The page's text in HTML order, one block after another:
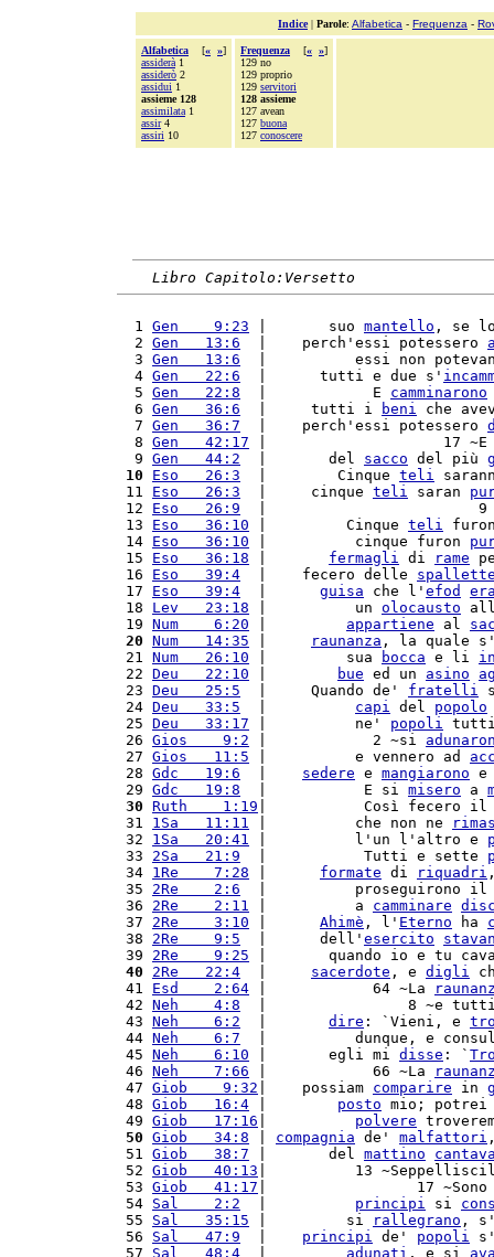
Indice| Parole: Alfabetica - Frequenza -
Alfabetica [« »]
assiderà 1
assiderò 2
assidui 1
assieme 128
assimilata 1
assir4
assiri 10
Frequenza [« »]
129 no
129 proprio
129 servitori
128 assieme
127 avean
127 buona
127 conoscere
Libro Capitolo:Versetto
  1
Gen    9:23 |       suo mantello , se
  2
Gen   13:6
  |    perch'essi potessero
  3
Gen   13:6
|          essi non
  4
Gen   22:6
  |      tutti e due s'
  5
Gen   22:8
  |            E
camminarono
  6
Gen   36:6
  |     tutti i
beni che
  7
Gen   36:7
  |    perch'essi potessero
  8
Gen   42:17 |                    17
  9
Gen   44:2
  |       del
sacco del più
10
Eso   26:3
  |        Cinque
teli
11 Eso   26:3
  |     cinque
teli saran
12 Eso   26:9
|                        9
13 Eso   36:10 |         Cinque teli
14 Eso   36:10 |          cinque furon
15 Eso   36:18 fermagli di rame
16 Eso   39:4
  |    fecero delle
17 Eso   39:4 guisa che l' efod
18 Lev   23:18 |          un olocausto
19 Num    6:20 appartiene al
20 Num   14:35 raunanza , la quale
21 Num   26:10 |         sua bocca e li
22 Deu   22:10 bue ed un asino
23 Deu   25:5
  |     Quando de'
fratelli
24 Deu   33:5 capi del popolo
25 Deu   33:17 |          ne' popoli
26 Gios    9:2 |            2 ~si
27 Gios   11:5 |          e vennero ad
28 Gdc   19:6 sedere e mangiarono
29 Gdc   19:8
  |           E si
misero a
30 Ruth    1:19 |           Così fecero
31 1Sa   11:11 |          che non ne
32 1Sa   20:41 |          l'un l'altro e
33 2Sa   21:9
  |           Tutti e sette
34 1Re    7:28 formate di riquadri
35 2Re    2:6
|          proseguirono
36 2Re    2:11 |          a camminare
37 2Re    3:10 Ahimè , l' Eterno ha
38 2Re    9:5
  |      dell'
esercito
39 2Re    9:25 |       quando io e tu
40
2Re   22:4 sacerdote , e digli
41 Esd    2:64 |            64 ~La
42 Neh    4:8
|                8 ~e
43 Neh    6:2 dire : `Vieni, e
44 Neh    6:7
|          dunque, e
45 Neh    6:10 |       egli mi disse : `
46 Neh    7:66 |            66 ~La
47 Giob    9:32 |    possiam comparire in
48 Giob   16:4 posto mio;
49 Giob   17:16 polvere
50 Giob   34:8 compagnia de' malfattori
51 Giob   38:7 |       del mattino
52 Giob   40:13 |          13
53 Giob   41:17 |                 17
54 Sal    2:2 principi si
55 Sal   35:15 |         si rallegrano ,
56 Sal   47:9 principi de' popoli
57 Sal   48:4 adunati , e si